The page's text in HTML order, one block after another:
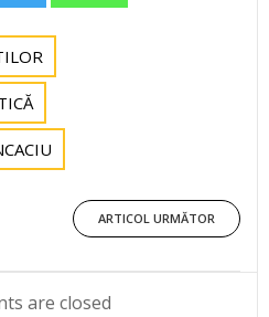
Post
navigation
ARTICOL URMĂTOR
are closed